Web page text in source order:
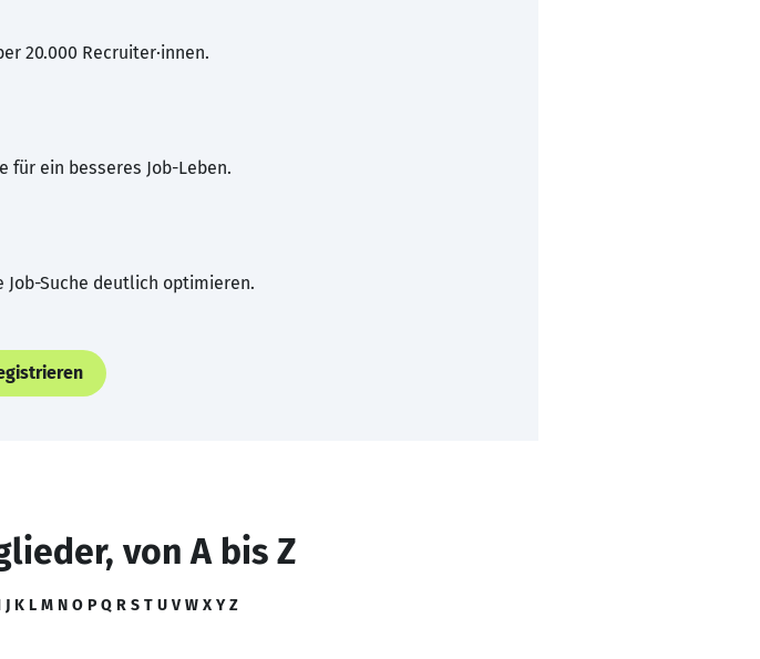
20.000 Recruiter·innen.
für ein besseres Job-Leben.
Job-Suche deutlich optimieren.
von A bis Z
J K L M N O P Q R S T U V W X Y Z